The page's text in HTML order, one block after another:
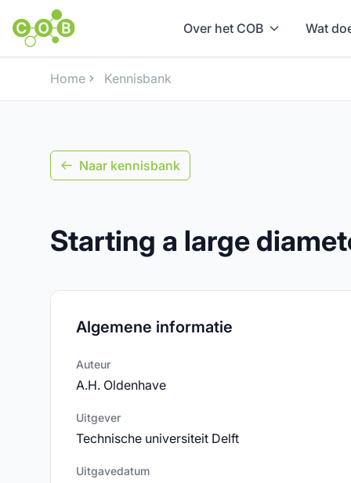
Over het COB Wat
Home Kennisbank
Naar kennisbank
Starting a large
Algemene informatie
Auteur
A.H. Oldenhave
Uitgever
Technische universiteit Delft
Uitgavedatum